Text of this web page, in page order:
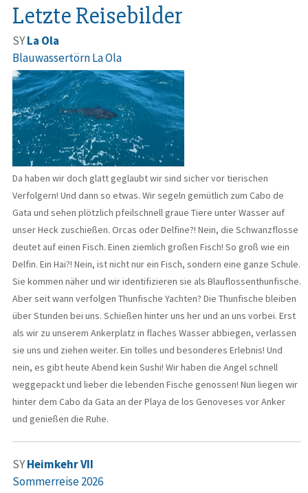
Letzte Reisebilder
SYLa Ola
Blauwassertörn La Ola
Da haben wir doch glatt geglaubt wir sind sicher vor tierischen
Verfolgern! Und dann so etwas. Wir segeln gemütlich zum Cabo de
Gata und sehen plötzlich pfeilschnell graue Tiere unter Wasser auf
unser Heck zuschießen. Orcas oder Delfine?! Nein, die Schwanzflosse
deutet auf einen Fisch. Einen ziemlich großen Fisch! So groß wie ein
Delfin. Ein Hai?! Nein, ist nicht nur ein Fisch, sondern eine ganze Schule.
Sie kommen näher und wir identifizieren sie als Blauflossenthunfische.
Aber seit wann verfolgen Thunfische Yachten? Die Thunfische bleiben
über Stunden bei uns. Schießen hinter uns her und an uns vorbei. Erst
als wir zu unserem Ankerplatz in flaches Wasser abbiegen, verlassen
sie uns und ziehen weiter. Ein tolles und besonderes Erlebnis! Und
nein, es gibt heute Abend kein Sushi! Wir haben die Angel schnell
weggepackt und lieber die lebenden Fische genossen! Nun liegen wir
hinter dem Cabo da Gata an der Playa de los Genoveses vor Anker
und genießen die Ruhe.
SYHeimkehr VII
Sommerreise 2026